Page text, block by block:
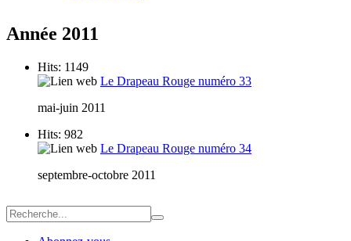
Année 2011
Hits: 1149
Le Drapeau Rouge numéro 33
mai-juin 2011
Hits: 982
Le Drapeau Rouge numéro 34
septembre-octobre 2011